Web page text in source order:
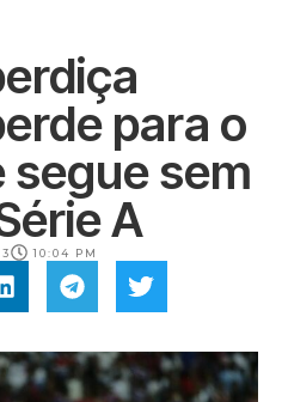
para o
segue sem
A
10:04 PM